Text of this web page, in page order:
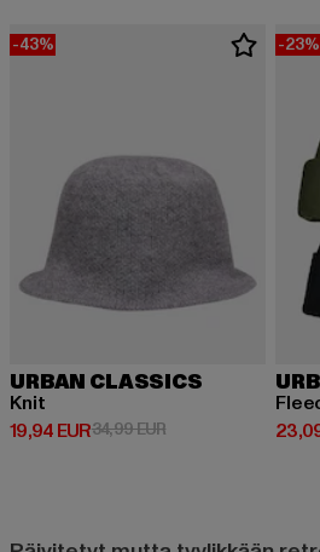
-43%
URBAN CLASSICS
Knit
19,94 EUR
Ajankohtainen hinta: 19,94 EUR
34,99 EURKampanjahinta:
-23%